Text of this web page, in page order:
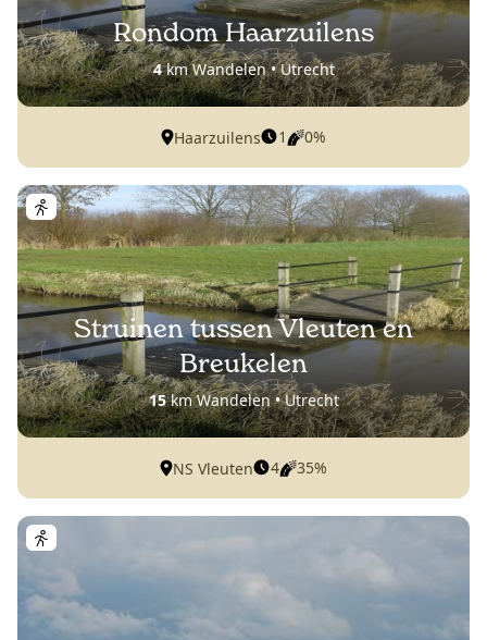
Rondom Haarzuilens
4km Wandelen • Utrecht
Haarzuilens 1 0%
Struinen tussen Vleuten en
Breukelen
15km Wandelen • Utrecht
NS Vleuten 4 35%